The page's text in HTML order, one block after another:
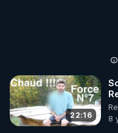
🌱 INSTAGRAM
https://
22:16
8